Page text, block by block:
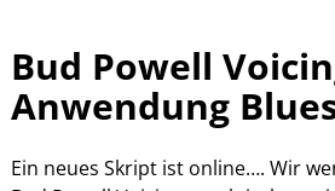
Bud Powell
Anwendung
Ein neues Skript ist online…. Wir